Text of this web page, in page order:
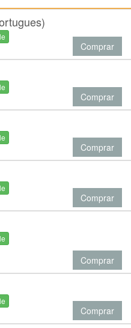
Comprar
Comprar
Comprar
Comprar
Comprar
Comprar